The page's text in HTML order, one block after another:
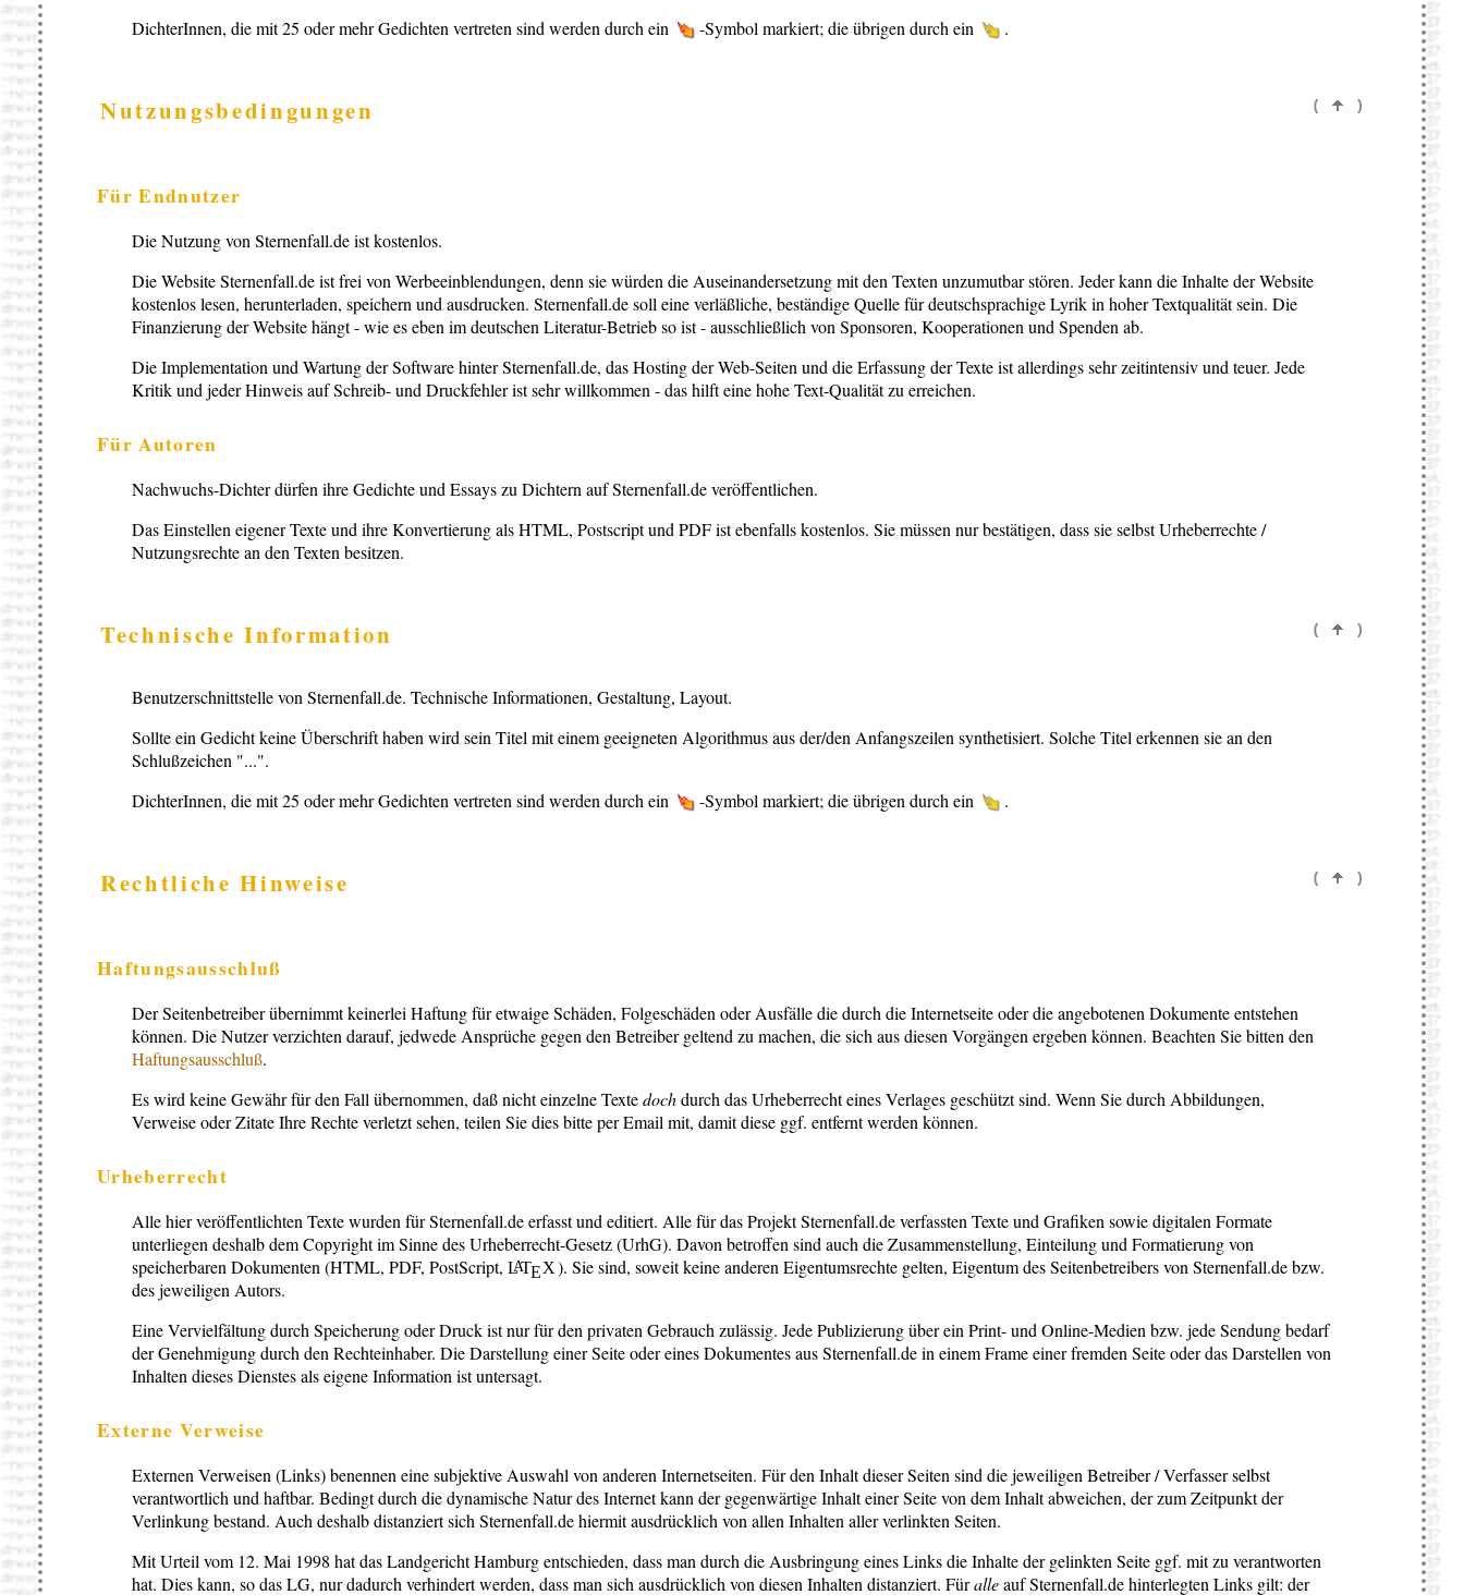
DichterInnen, die mit 25 oder mehr Gedichten vertreten sind werden durch ein
-Symbol markiert; die übrigen durch ein .
Nutzungsbedingungen ( )
Für Endnutzer
Die Nutzung von Sternenfall.de ist kostenlos.
Die Website Sternenfall.de ist frei von Werbeeinblendungen, denn sie würden die Auseinandersetzung mit den Texten unzumutbar stören. Jeder kann die Inhalte der Website
kostenlos lesen, herunterladen, speichern und ausdrucken. Sternenfall.de soll eine verläßliche, beständige Quelle für deutschsprachige Lyrik in hoher Textqualität sein. Die
Finanzierung der Website hängt - wie es eben im deutschen Literatur-Betrieb so ist - ausschließlich von Sponsoren, Kooperationen und Spenden ab.
Die Implementation und Wartung der Software hinter Sternenfall.de, das Hosting der Web-Seiten und die Erfassung der Texte ist allerdings sehr zeitintensiv und teuer. Jede
Kritik und jeder Hinweis auf Schreib- und Druckfehler ist sehr willkommen - das hilft eine hohe Text-Qualität zu erreichen.
Für Autoren
Nachwuchs-Dichter dürfen ihre Gedichte und Essays zu Dichtern auf Sternenfall.de veröffentlichen.
Das Einstellen eigener Texte und ihre Konvertierung als HTML, Postscript und PDF ist ebenfalls kostenlos. Sie müssen nur bestätigen, dass sie selbst Urheberrechte /
Nutzungsrechte an den Texten besitzen.
Technische Information ( )
Benutzerschnittstelle von Sternenfall.de. Technische Informationen, Gestaltung, Layout.
Sollte ein Gedicht keine Überschrift haben wird sein Titel mit einem geeigneten Algorithmus aus der/den Anfangszeilen synthetisiert. Solche Titel erkennen sie an den
Schlußzeichen "...".
DichterInnen, die mit 25 oder mehr Gedichten vertreten sind werden durch ein
-Symbol markiert; die übrigen durch ein .
Rechtliche Hinweise ( )
Haftungsausschluß
Der Seitenbetreiber übernimmt keinerlei Haftung für etwaige Schäden, Folgeschäden oder Ausfälle die durch die Internetseite oder die angebotenen Dokumente entstehen
können. Die Nutzer verzichten darauf, jedwede Ansprüche gegen den Betreiber geltend zu machen, die sich aus diesen Vorgängen ergeben können. Beachten Sie bitten den
Haftungsausschluß.
Es wird keine Gewähr für den Fall übernommen, daß nicht einzelne Textedochdurch das Urheberrecht eines Verlages geschützt sind. Wenn Sie durch Abbildungen,
Verweise oder Zitate Ihre Rechte verletzt sehen, teilen Sie dies bitte per Email mit, damit diese ggf. entfernt werden können.
Urheberrecht
Alle hier veröffentlichten Texte wurden für Sternenfall.de erfasst und editiert. Alle für das Projekt Sternenfall.de verfassten Texte und Grafiken sowie digitalen Formate
unterliegen deshalb dem Copyright im Sinne des Urheberrecht-Gesetz (UrhG). Davon betroffen sind auch die Zusammenstellung, Einteilung und Formatierung von
speicherbaren Dokumenten (HTML, PDF, PostScript, LATEX). Sie sind, soweit keine anderen Eigentumsrechte gelten, Eigentum des Seitenbetreibers von Sternenfall.de bzw.
des jeweiligen Autors.
Eine Vervielfältung durch Speicherung oder Druck ist nur für den privaten Gebrauch zulässig. Jede Publizierung über ein Print- und Online-Medien bzw. jede Sendung bedarf
der Genehmigung durch den Rechteinhaber. Die Darstellung einer Seite oder eines Dokumentes aus Sternenfall.de in einem Frame einer fremden Seite oder das Darstellen von
Inhalten dieses Dienstes als eigene Information ist untersagt.
Externe Verweise
Externen Verweisen (Links) benennen eine subjektive Auswahl von anderen Internetseiten. Für den Inhalt dieser Seiten sind die jeweiligen Betreiber / Verfasser selbst
verantwortlich und haftbar. Bedingt durch die dynamische Natur des Internet kann der gegenwärtige Inhalt einer Seite von dem Inhalt abweichen, der zum Zeitpunkt der
Verlinkung bestand. Auch deshalb distanziert sich Sternenfall.de hiermit ausdrücklich von allen Inhalten aller verlinkten Seiten.
Mit Urteil vom 12. Mai 1998 hat das Landgericht Hamburg entschieden, dass man durch die Ausbringung eines Links die Inhalte der gelinkten Seite ggf. mit zu verantworten
hat. Dies kann, so das LG, nur dadurch verhindert werden, dass man sich ausdrücklich von diesen Inhalten distanziert. Füralleauf Sternenfall.de hinterlegten Links gilt: der